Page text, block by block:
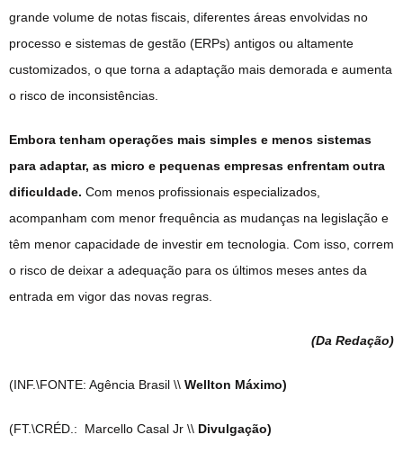
grande volume de notas fiscais, diferentes áreas envolvidas no
processo e sistemas de gestão (ERPs) antigos ou altamente
customizados, o que torna a adaptação mais demorada e aumenta
o risco de inconsistências.
Embora tenham operações mais simples e menos sistemas
para adaptar, as micro e pequenas empresas enfrentam outra
dificuldade. Com menos profissionais especializados,
acompanham com menor frequência as mudanças na legislação e
têm menor capacidade de investir em tecnologia. Com isso, correm
o risco de deixar a adequação para os últimos meses antes da
entrada em vigor das novas regras.
(Da Redação)
(INF.\FONTE: Agência Brasil \\ Wellton Máximo)
(FT.\CRÉD.: Marcello Casal Jr \\ Divulgação)